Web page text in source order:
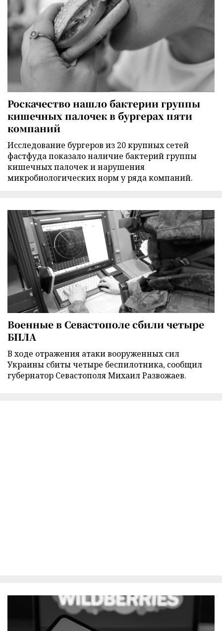
Роскачество нашло бактерии группы
кишечных палочек в бургерах пяти
компаний
Исследование бургеров из 20 крупных сетей
фастфуда показало наличие бактерий группы
кишечных палочек и нарушения
микробиологических норм у ряда компаний.
Военные в Севастополе сбили четыре
БПЛА
В ходе отражения атаки вооруженных сил
Украины сбиты четыре беспилотника, сообщил
губернатор Севастополя Михаил Развожаев.